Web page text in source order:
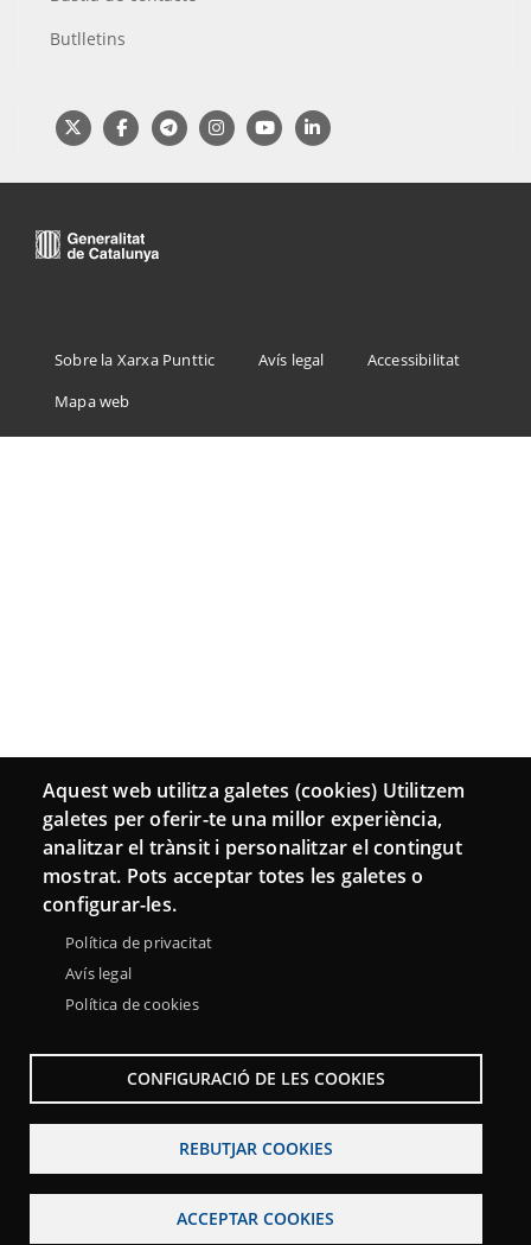
Butlletins
Aquest web utilitza galetes (cookies) Utilitzem
galetes per oferir-te una millor experiència,
analitzar el trànsit i personalitzar el contingut
mostrat. Pots acceptar totes les galetes o
configurar-les.
Política de privacitat
Avís legal
Política de cookies
CONFIGURACIÓ DE LES COOKIES
REBUTJAR COOKIES
ACCEPTAR COOKIES
Menu
Footer
Sobre la Xarxa Punttic Avís legal
Accessibilitat
Mapa web